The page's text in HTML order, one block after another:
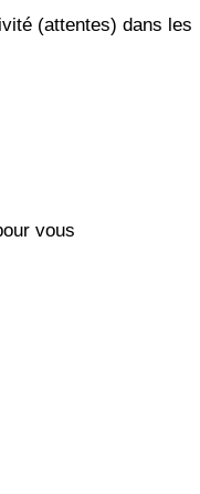
(attentes) dans les
vous